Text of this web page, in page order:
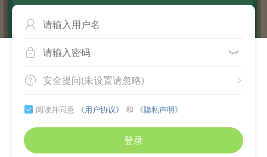

 
 
安全提问(未设置请忽略)
 阅读并同意 《用户协议》 和 《隐私声明》
登录